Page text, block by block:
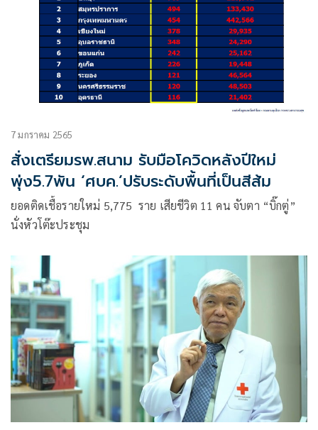
7 มกราคม 2565
สั่งเตรียมรพ.สนาม รับมือโควิดหลังปีใหม่
พุ่ง5.7พัน ‘ศบค.’ปรับระดับพื้นที่เป็นสีส้ม
ยอดติดเชื้อรายใหม่ 5,775 ราย เสียชีวิต 11 คน จับตา “บิ๊กตู่”
นั่งหัวโต๊ะประชุม